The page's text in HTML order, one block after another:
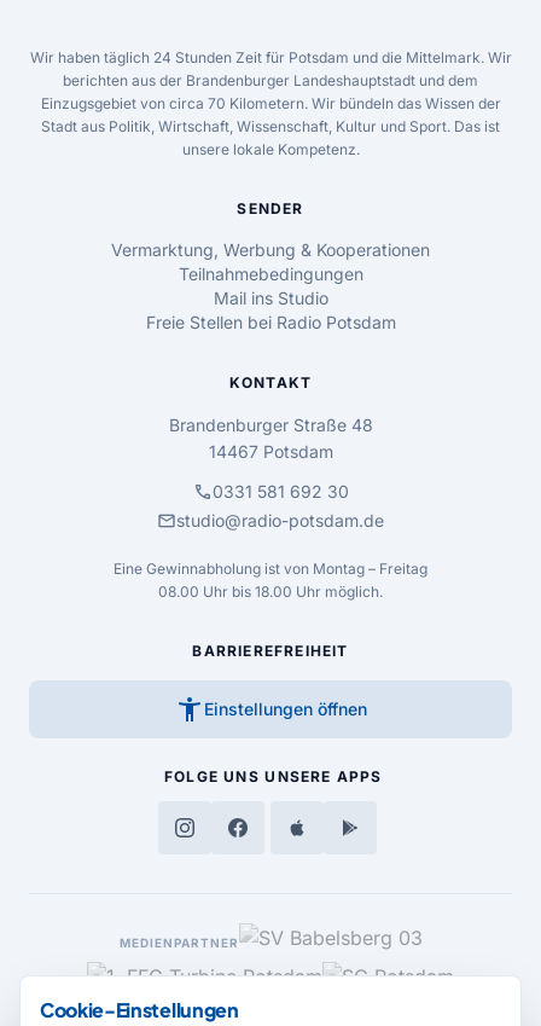
Wir haben täglich 24 Stunden Zeit für Potsdam und die Mittelmark. Wir
berichten aus der Brandenburger Landeshauptstadt und dem
Einzugsgebiet von circa 70 Kilometern. Wir bündeln das Wissen der
Stadt aus Politik, Wirtschaft, Wissenschaft, Kultur und Sport. Das ist
unsere lokale Kompetenz.
SENDER
Vermarktung, Werbung & Kooperationen
Teilnahmebedingungen
Mail ins Studio
Freie Stellen bei Radio Potsdam
KONTAKT
Brandenburger Straße 48
14467 Potsdam
call0331 581 692 30
mailstudio@radio-potsdam.de
Eine Gewinnabholung ist von Montag – Freitag
08.00 Uhr bis 18.00 Uhr möglich.
BARRIEREFREIHEIT
accessibility_new Einstellungen öffnen
FOLGE UNS UNSERE APPS
MEDIENPARTNER
Cookie-Einstellungen